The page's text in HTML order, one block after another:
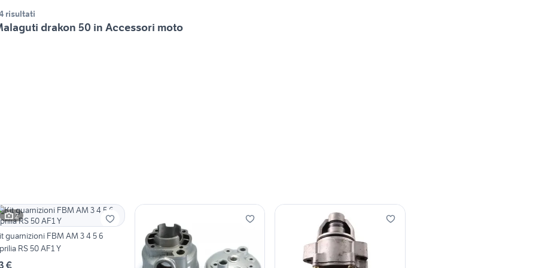
risultati
drakon 50 in Accessori moto
2
guarnizioni FBM AM 3 4 5 6
RS 50 AF1 Y
€